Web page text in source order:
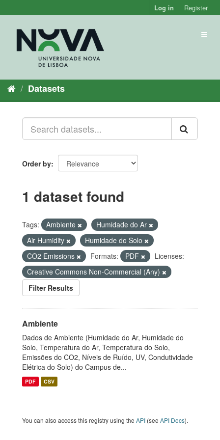
to
Log in Register
Datasets
Order by
1 dataset found
Tags: Ambiente
Humidade do Ar
Air Humidity
Humidade do Solo
CO2 Emissions
Formats: PDF
Licenses:
Creative Commons Non-Commercial (Any)
Filter Results
Ambiente
Dados de Ambiente (Humidade do Ar, Humidade do
Solo, Temperatura do Ar, Temperatura do Solo,
Emissões do CO2, Níveis de Ruído, UV, Condutividade
Elétrica do Solo) do Campus de...
PDF CSV
You can also access this registry using the API (see API Docs).